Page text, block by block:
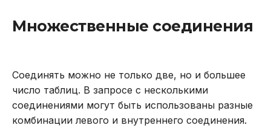
Множественные соединения
Соединять можно не только две, но и большее
число таблиц. В запросе с несколькими
соединениями могут быть использованы разные
комбинации левого и внутреннего соединения.